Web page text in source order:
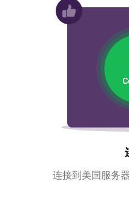
连接到美国服务